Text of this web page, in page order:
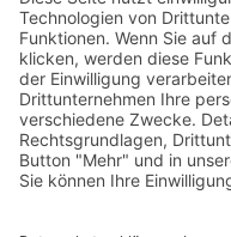
ANFRAGE SENDEN
© 2026 Frank Hartung Ihr